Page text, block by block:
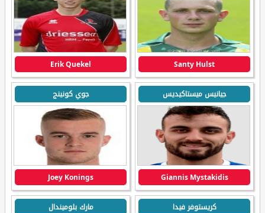
Santy Hulst
Erik Quekel
جيانيس ميستاكيديس
Giannis Mystakidis
جوي كونينج
Joey Konings
كريستوفر فيدا مارك بلوميندال